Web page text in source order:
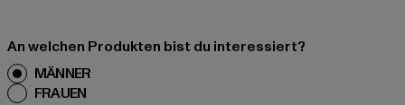
An welchen Produkten bist du interessiert?
MÄNNER
FRAUEN